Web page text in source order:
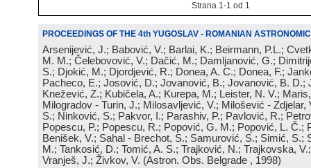
Strana 1-1 od 1
PROCEEDINGS OF THE 4th YUGOSLAV - ROMANIAN
Arsenijević, J.; Babović, V.; Barlai, K.; Beirmann, P.L.;
M. M.; Čelebovović, V.; Dačić, M.; Damljanović, G.;
S.; Djokić, M.; Djordjević, R.; Donea, A. C.; Donea, F.;
Pacheco, E.; Josović, D.; Jovanović, B.; Jovanović, B. D.;
Knežević, Z.; Kubičela, A.; Kurepa, M.; Leister, N. V.;
Milogradov - Turin, J.; Milosavljević, V.; Milošević - Zdjelar,
S.; Ninković, S.; Pakvor, I.; Parashiv, P.; Pavlović, R.;
Popescu, P.; Popescu, R.; Popović, G. M.; Popović, L. Č.;
Benišek, V.; Sahal - Brechot, S.; Samurović, S.; Simić, S.;
M.; Tankosić, D.; Tomić, A. S.; Trajković, N.; Trajkovska,
Vranješ, J.; Živkov, V. (Astron. Obs. Belgrade , 1998)